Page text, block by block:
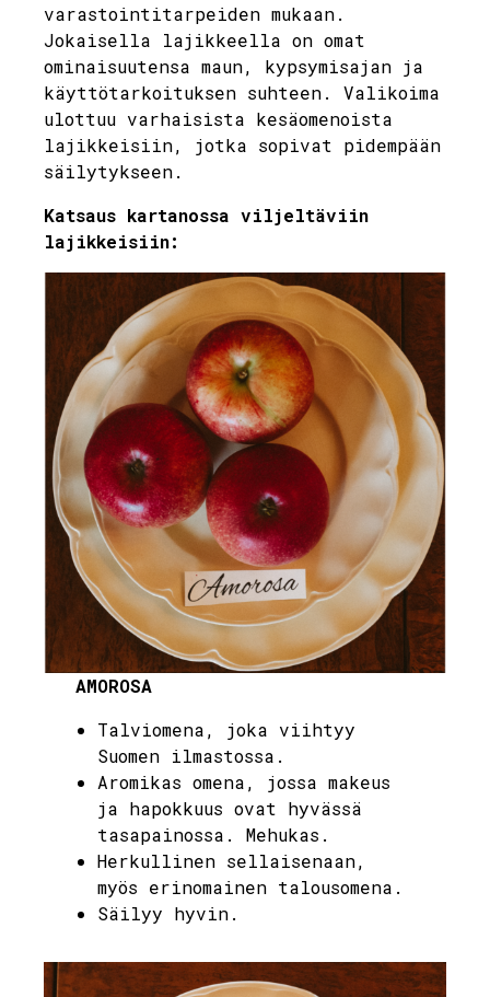
varastointitarpeiden mukaan.
Jokaisella lajikkeella on omat
ominaisuutensa maun, kypsymisajan ja
käyttötarkoituksen suhteen. Valikoima
ulottuu varhaisista kesäomenoista
lajikkeisiin, jotka sopivat pidempään
säilytykseen.
Katsaus kartanossa viljeltäviin
lajikkeisiin:
AMOROSA
Talviomena, joka viihtyy
Suomen ilmastossa.
Aromikas omena, jossa makeus
ja hapokkuus ovat hyvässä
tasapainossa. Mehukas.
Herkullinen sellaisenaan,
myös erinomainen talousomena.
Säilyy hyvin.